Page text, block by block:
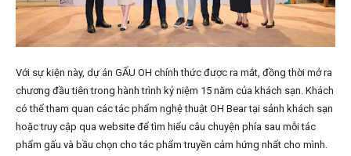
Với sự kiện này, dự án GẤU OH chính thức được ra mắt, đồng thời mở ra
chương đầu tiên trong hành trình kỷ niệm 15 năm của khách sạn. Khách
có thể tham quan các tác phẩm nghệ thuật OH Bear tại sảnh khách sạn
hoặc truy cập qua website để tìm hiểu câu chuyện phía sau mỗi tác
phẩm gấu và bầu chọn cho tác phẩm truyền cảm hứng nhất cho mình.